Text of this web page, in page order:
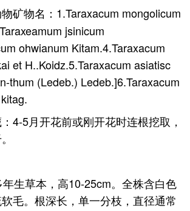
矿物名：1.Taraxacum mongolicum
jsinicum
ohwianum Kitam.4.Taraxacum
et H..Koidz.5.Taraxacum asiatisc
thum (Ledeb.) Ledeb.]6.Taraxacum
4-5月开花前或刚开花时连根挖取，
生草本，高10-25cm。全株含白色
毛。根深长，单一分枝，直径通常